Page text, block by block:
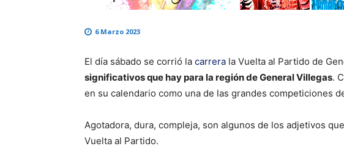
6 Marzo 2023
El día sábado se corrió la carrera la Vuelta al Partido de
significativos que hay para la región de General Villegas.
en su calendario como una de las grandes competiciones
Agotadora, dura, compleja, son algunos de los adjetivos
Vuelta al Partido.